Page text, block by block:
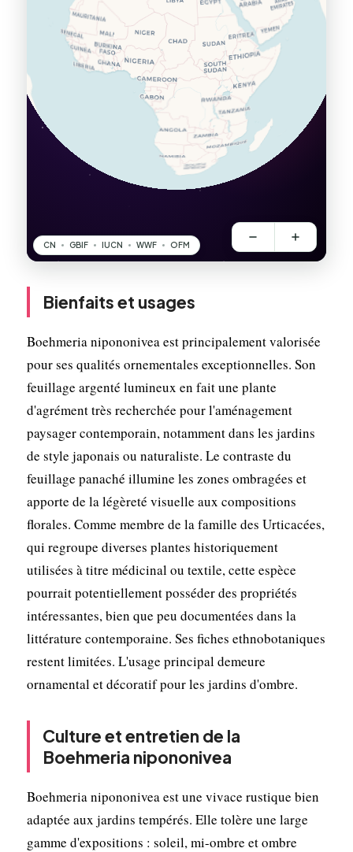
Bienfaits et usages
Boehmeria nipononivea est principalement valorisée
pour ses qualités ornementales exceptionnelles. Son
feuillage argenté lumineux en fait une plante
d'agrément très recherchée pour l'aménagement
paysager contemporain, notamment dans les jardins
de style japonais ou naturaliste. Le contraste du
feuillage panaché illumine les zones ombragées et
apporte de la légèreté visuelle aux compositions
florales. Comme membre de la famille des Urticacées,
qui regroupe diverses plantes historiquement
utilisées à titre médicinal ou textile, cette espèce
pourrait potentiellement posséder des propriétés
intéressantes, bien que peu documentées dans la
littérature contemporaine. Ses fiches ethnobotaniques
restent limitées. L'usage principal demeure
ornamental et décoratif pour les jardins d'ombre.
Culture et entretien de la
Boehmeria nipononivea
Boehmeria nipononivea est une vivace rustique bien
adaptée aux jardins tempérés. Elle tolère une large
gamme d'expositions : soleil, mi-ombre et ombre